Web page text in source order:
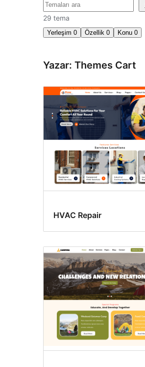
Ara
29 tema
Yerleşim 0 Özellik 0 Konu 0
Yazar: Themes Cart
HVAC Repair